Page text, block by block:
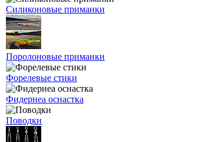
Силиконовые приманки
Поролоновые приманки
Форелевые стики
Фидернеа оснастка
Поводки